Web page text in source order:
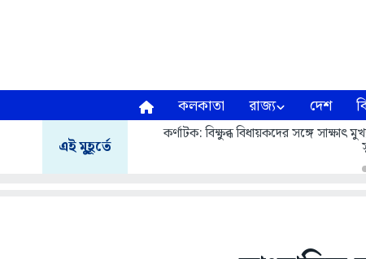
কলকাতা রাজ্য দেশ
এই মুহূর্তে
কর্ণাটক: বিক্ষুব্ধ বিধায়কদের সঙ্গে সাক্ষাৎ